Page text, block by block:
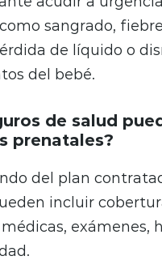
sangrado,
de líquido o
del bebé.
de salud
prenatales?
del plan
incluir
exámenes,